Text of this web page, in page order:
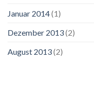
Januar 2014(1)
Dezember 2013(2)
August 2013(2)